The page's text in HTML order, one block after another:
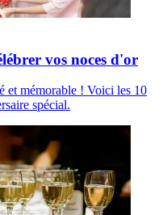
vos noces d'or
et mémorable ! Voici les 10
spécial.